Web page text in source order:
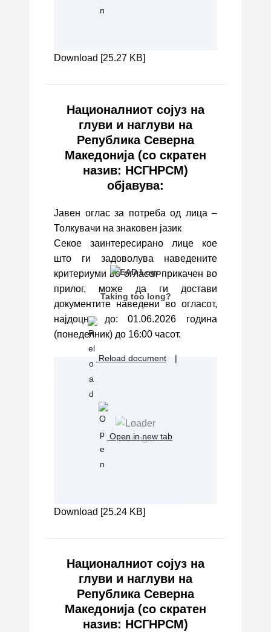
Download [25.27 KB]
Националниот сојуз на
глуви и наглуви на
Република Северна
Македонија (со скратен
назив: НСГНРСМ)
објавува:
Јавен оглас за потреба од лица –
Толкувачи на знаковен јазик
Секое заинтересирано лице кое
што ги задоволува наведените
критериуми во огласот прикачен во
прилог, може да ги достави
документите наведени во огласот,
најдоцна до: 01.06.2026 година
(понеделник) до 16:00 часот.
Loading...
Taking too long?
Reload document |
Open in new tab
Download [25.24 KB]
Националниот сојуз на
глуви и наглуви на
Република Северна
Македонија (со скратен
назив: НСГНРСМ)